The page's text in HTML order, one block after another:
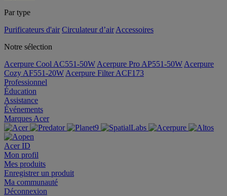
Par type
Purificateurs d'air Circulateur d’air Accessoires
Notre sélection
Acerpure Cool AC551-50W Acerpure Pro AP551-50W Acerpure
Cozy AF551-20W Acerpure Filter ACF173
Professionnel
Éducation
Assistance
Événements
Marques Acer
Acer ID
Mon profil
Mes produits
Enregistrer un produit
Ma communauté
Déconnexion